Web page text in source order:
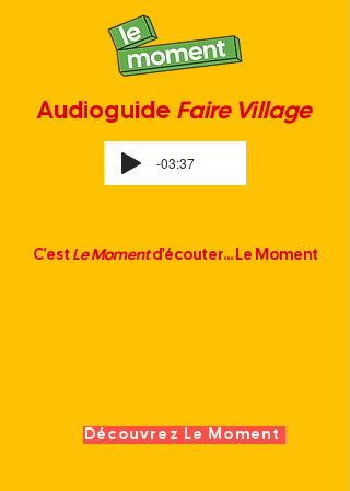
Audioguide Faire Village
-03:37
C'est Le Momentd'écouter... Le Moment
Découvrez Le Moment